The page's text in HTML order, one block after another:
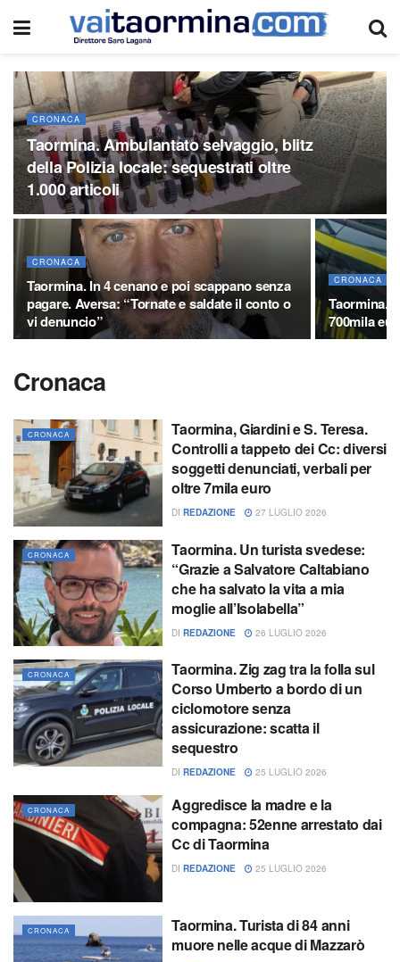
CRONACA
Taormina. Ambulantato selvaggio, blitz
della Polizia locale: sequestrati oltre
1.000 articoli
CRONACA
Taormina. In 4 cenano e poi scappano senza
pagare. Aversa: “Tornate e saldate il conto o
vi denuncio”
CRONACA
Taormina.
700mila
Cronaca
CRONACA
Taormina, Giardini e S. Teresa.
Controlli a tappeto dei Cc: diversi
soggetti denunciati, verbali per
oltre 7mila euro
DI REDAZIONE 27 LUGLIO 2026
CRONACA
Taormina. Un turista svedese:
“Grazie a Salvatore Caltabiano
che ha salvato la vita a mia
moglie all’Isolabella”
DI REDAZIONE 26 LUGLIO 2026
CRONACA
Taormina. Zig zag tra la folla sul
Corso Umberto a bordo di un
ciclomotore senza
assicurazione: scatta il
sequestro
DI REDAZIONE 25 LUGLIO 2026
CRONACA
Aggredisce la madre e la
compagna: 52enne arrestato dai
Cc di Taormina
DI REDAZIONE 25 LUGLIO 2026
CRONACA
Taormina. Turista di 84 anni
muore nelle acque di Mazzarò